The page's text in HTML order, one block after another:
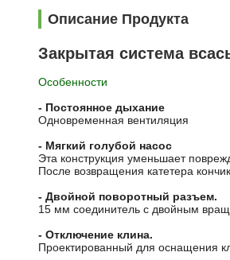
Описание Продукта
Закрытая система
Особенности
- Постоянное дыхание
Одновременная вентиляция
- Мягкий голубой насос
Эта конструкция уменьшает
После возвращения катетера
- Двойной поворотный разъем.
15 мм соединитель с двойным
- Отключение клина.
Проектированный для оснащения